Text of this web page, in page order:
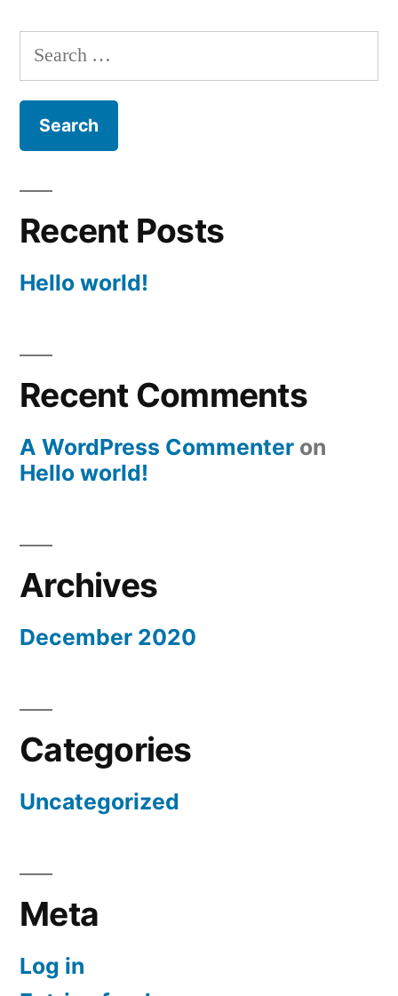
Search
for:
Recent Posts
Hello world!
Recent Comments
A WordPress Commenter on
Hello world!
Archives
December 2020
Categories
Uncategorized
Meta
Log in